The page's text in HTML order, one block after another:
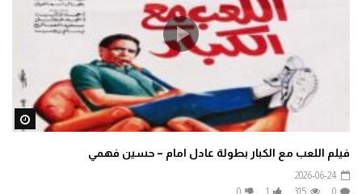
فيلم اللعب مع الكبار بطولة عادل امام – حسين فهمي
2026-06-24
0
315
1
0